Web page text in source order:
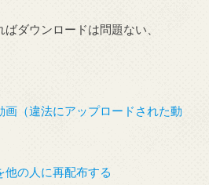
ダウンロードは問題ない、
（違法にアップロードされた動
の人に再配布する